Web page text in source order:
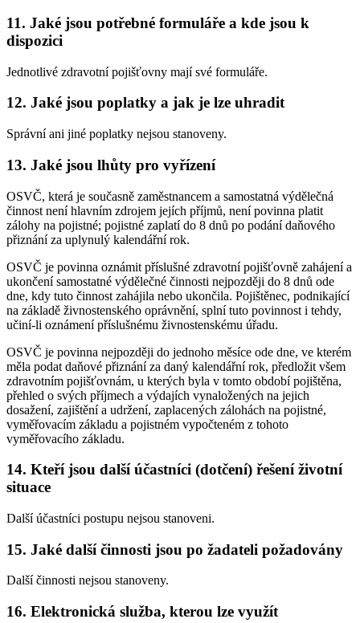
11. Jaké jsou potřebné formuláře a kde jsou k
dispozici
Jednotlivé zdravotní pojišťovny mají své formuláře.
12. Jaké jsou poplatky a jak je lze uhradit
Správní ani jiné poplatky nejsou stanoveny.
13. Jaké jsou lhůty pro vyřízení
OSVČ, která je současně zaměstnancem a samostatná výdělečná
činnost není hlavním zdrojem jejích příjmů, není povinna platit
zálohy na pojistné; pojistné zaplatí do 8 dnů po podání daňového
přiznání za uplynulý kalendářní rok.
OSVČ je povinna oznámit příslušné zdravotní pojišťovně zahájení a
ukončení samostatné výdělečné činnosti nejpozději do 8 dnů ode
dne, kdy tuto činnost zahájila nebo ukončila. Pojištěnec, podnikající
na základě živnostenského oprávnění, splní tuto povinnost i tehdy,
učiní-li oznámení příslušnému živnostenskému úřadu.
OSVČ je povinna nejpozději do jednoho měsíce ode dne, ve kterém
měla podat daňové přiznání za daný kalendářní rok, předložit všem
zdravotním pojišťovnám, u kterých byla v tomto období pojištěna,
přehled o svých příjmech a výdajích vynaložených na jejich
dosažení, zajištění a udržení, zaplacených zálohách na pojistné,
vyměřovacím základu a pojistném vypočteném z tohoto
vyměřovacího základu.
14. Kteří jsou další účastníci (dotčení) řešení životní
situace
Další účastníci postupu nejsou stanoveni.
15. Jaké další činnosti jsou po žadateli požadovány
Další činnosti nejsou stanoveny.
16. Elektronická služba, kterou lze využít